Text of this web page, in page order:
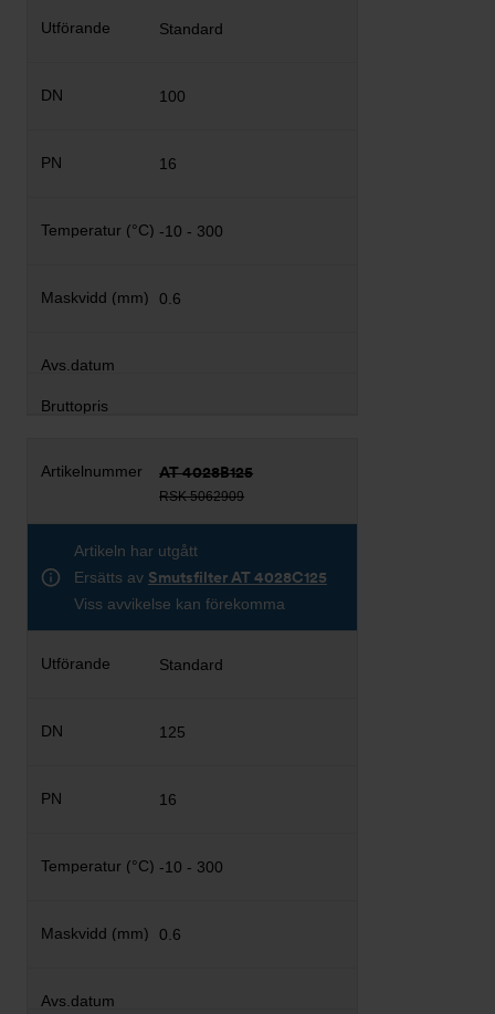
Standard
100
16
-10 - 300
0.6
AT 4028B125
RSK 5062909
Artikeln har utgått
Ersätts av Smutsfilter AT 4028C125
Viss avvikelse kan förekomma
Standard
125
16
-10 - 300
0.6